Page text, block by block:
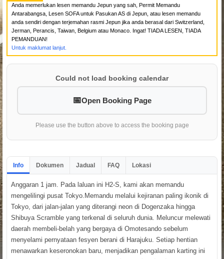
Anda memerlukan lesen memandu Jepun yang sah, Permit Memandu
Antarabangsa, Lesen SOFA untuk Pasukan AS di Jepun, atau lesen memandu
anda sendiri dengan terjemahan rasmi Jepun jika anda berasal dari Switzerland,
Jerman, Perancis, Taiwan, Belgium atau Monaco. Ingat! TIADA LESEN, TIADA
PEMANDUAN!
Untuk maklumat lanjut.
Could not load booking calendar
Open Booking Page
Please use the button above to access the booking page
Info Dokumen Jadual FAQ Lokasi
Anggaran 1 jam. Pada laluan ini H2-S, kami akan memandu
mengelilingi pusat Tokyo.Memandu melalui kejiranan paling ikonik di
Tokyo, dari jalan-jalan yang diterangi neon di Dogenzaka hingga
Shibuya Scramble yang terkenal di seluruh dunia. Meluncur melewati
daerah membeli-belah yang bergaya di Omotesando sebelum
menyelami pernyataan fesyen berani di Harajuku. Setiap hentian
menawarkan keseronokan baru, menjadikan pengalaman karting ini